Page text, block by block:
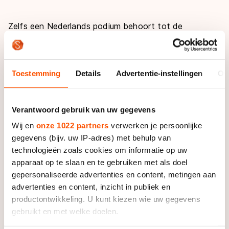
Toestemming Details Advertentie-instellingen
Verantwoord gebruik van uw gegevens
Wij en onze 1022 partners verwerken je persoonlijke
gegevens (bijv. uw IP-adres) met behulp van
technologieën zoals cookies om informatie op uw
apparaat op te slaan en te gebruiken met als doel
gepersonaliseerde advertenties en content, metingen aan
advertenties en content, inzicht in publiek en
productontwikkeling. U kunt kiezen wie uw gegevens
gebruikt en met welke doelen.
Zelfs een Nederlands podium behoort tot de
mogelijkheden volgens Leenstra. "Als die mannen dat
kunnen, kunnen wij dat ook denk ik", verwijst Leenstra
5000 meter bij de mannen.
heeft op de 500 meter laten zien dat ze heel goed
rijdt. Wüst weet wat het is om op het juiste moment
goed te zijn en Boer kan heel harde rondjes rijden."
Leenstra gaat zelf ook voor eremetaal bij haar
olympische debuut. "Het doel is gewoon een medaille,
maar ik weet dat het heel moeilijk is. Zelfs een heel
goede race hoeft nog geen podium te betekenen."